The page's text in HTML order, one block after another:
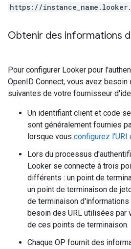
https://
Obtenir des informations
Pour configurer Looker pour
OpenID Connect, vous avez
suivantes de votre fournisseur
Un identifiant client et code
sont généralement fournies
lorsque vous configurez l'URI
Lors du processus
Looker se connecte à trois
différents : un point de
un point de terminaison de
de terminaison d'informations
besoin des URL utilisées par
de ces points de terminaison.
Chaque OP fournit des